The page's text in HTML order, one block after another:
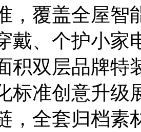
，覆盖全屋智
戴、个护小家
积双层品牌特
标准创意升级
，全套归档素